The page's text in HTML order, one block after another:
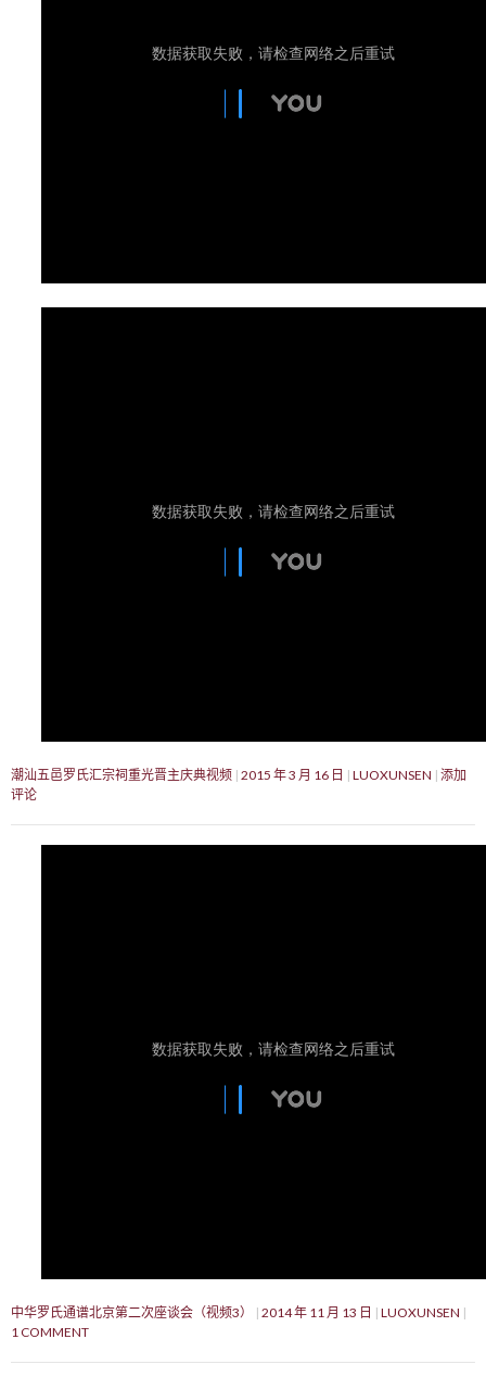
潮汕五邑罗氏汇宗祠重光晋主庆典视频 2015 年 3 月 16 日 LUOXUNSEN 添加
评论
中华罗氏通谱北京第二次座谈会（视频3） 2014 年 11 月 13 日
LUOXUNSEN
1 COMMENT